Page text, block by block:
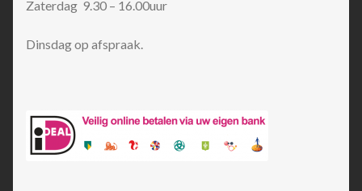
Zaterdag 9.30 – 16.00uur
Dinsdag op afspraak.